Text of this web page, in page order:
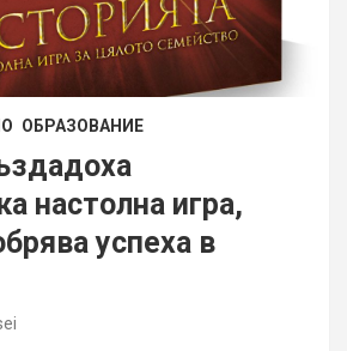
ОБРАЗОВАНИЕ
настолна игра,
успеха в